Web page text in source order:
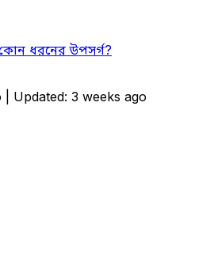
ধরনের উপসর্গ?
Updated: 3 weeks ago